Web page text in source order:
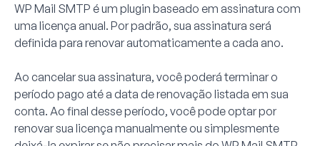
WP Mail SMTP é um plugin baseado em assinatura com
uma licença anual. Por padrão, sua assinatura será
definida para renovar automaticamente a cada ano.
Ao cancelar sua assinatura, você poderá terminar o
período pago até a data de renovação listada em sua
conta. Ao final desse período, você pode optar por
renovar sua licença manualmente ou simplesmente